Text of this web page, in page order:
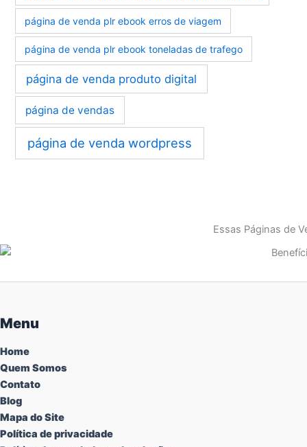
página de venda plr ebook erros de viagem
página de venda plr ebook toneladas de trafego
página de venda produto digital
página de vendas
página de venda wordpress
Essas Páginas de
Menu
Home
Quem Somos
Contato
Blog
Mapa do Site
Política de privacidade